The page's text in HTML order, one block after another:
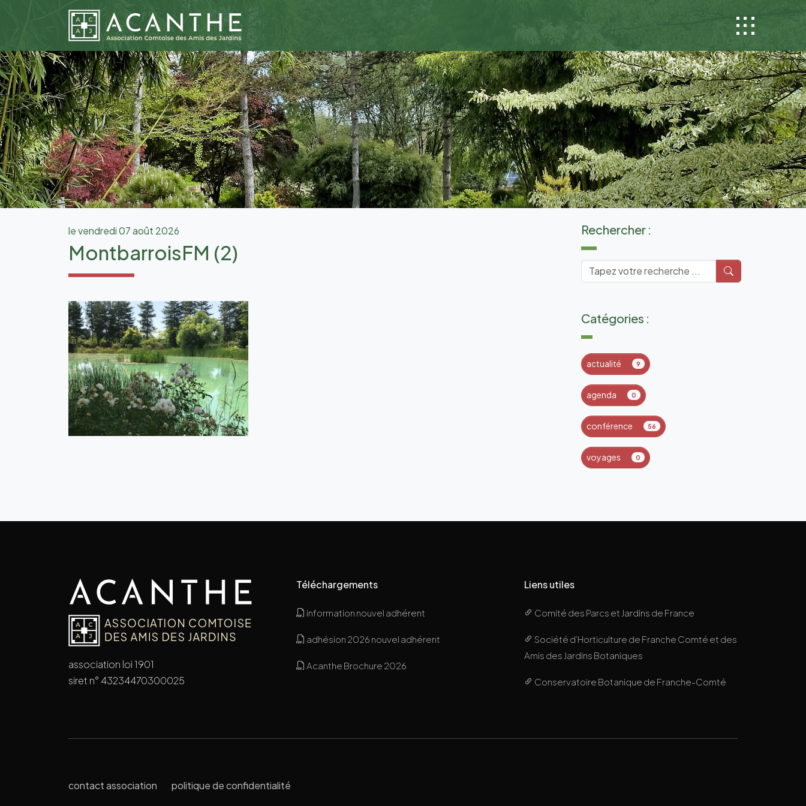
le vendredi 07 août 2026
MontbarroisFM (2)
Rechercher :
Catégories :
actualité 9
agenda 0
conférence 56
voyages 0
association loi 1901
siret n° 43234470300025
Téléchargements
information nouvel adhérent
adhésion 2026 nouvel adhérent
Acanthe Brochure 2026
Liens utiles
Comité des Parcs et Jardins de France
Société d’Horticulture de Franche Comté et des
Amis des Jardins Botaniques
Conservatoire Botanique de Franche-Comté
contact association politique de confidentialité